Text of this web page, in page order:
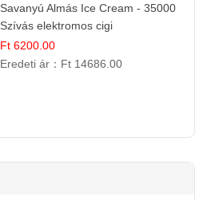
Savanyú Almás Ice Cream - 35000
Szívás elektromos cigi
Ft 6200.00
Eredeti ár： Ft 14686.00